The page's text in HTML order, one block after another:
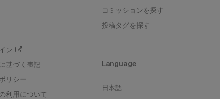
ン
基づく表記
リシー
利用について
コミッションを探す
投稿タグを探す
Language
日本語